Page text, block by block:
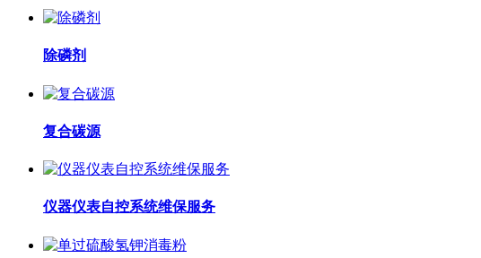
除磷剂
复合碳源
仪器仪表自控系统维保服务